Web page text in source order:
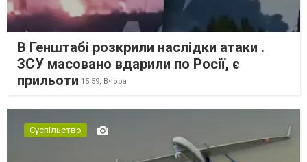
В Генштабі розкрили наслідки атаки .
ЗСУ масовано вдарили по Росії, є
прильоти 15:59, Вчора
Суспільство